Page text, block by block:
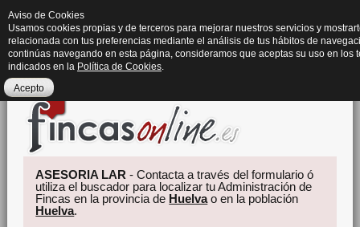
ASESORIA LAR - Contacta a través del formulario ó
utiliza el buscador para localizar tu Administración de
Fincas en la provincia de Huelvao en la población
Huelva.
Aviso de Cookies
Usamos cookies propias y de terceros para mejorar nuestros servicios y
relacionada con tus preferencias mediante el análisis de tus hábitos de
continúas navegando en esta página, consideramos que aceptas su uso en los
indicados en la Política de Cookies.
Acepto